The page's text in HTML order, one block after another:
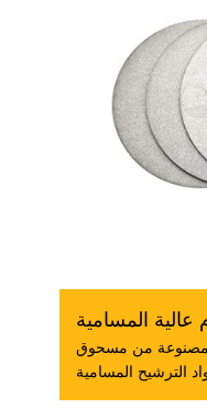
عالية المسامية
المصنوعة من مسحوق
الترشيح المسامية